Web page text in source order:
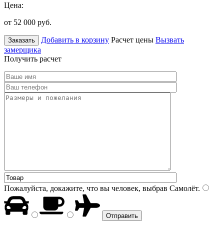
Цена:
от 52 000 руб.
Заказать Добавить в корзину Расчет цены Вызвать
замерщика
Получить расчет
Пожалуйста, докажите, что вы человек, выбрав Самолёт.